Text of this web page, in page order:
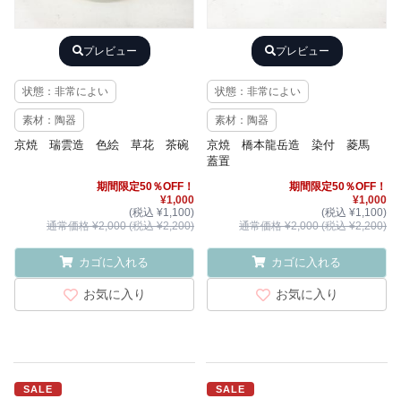
プレビュー
状態：非常によい
素材：陶器
京焼 瑞雲造 色絵 草花 茶碗
期間限定50％OFF！
¥1,000
(税込 ¥1,100)
通常価格 ¥2,000 (税込 ¥2,200)
カゴに入れる
お気に入り
プレビュー
状態：非常によい
素材：陶器
京焼 橋本龍岳造 染付 菱馬
蓋置
期間限定50％OFF！
¥1,000
(税込 ¥1,100)
通常価格 ¥2,000 (税込 ¥2,200)
カゴに入れる
お気に入り
SALE SALE